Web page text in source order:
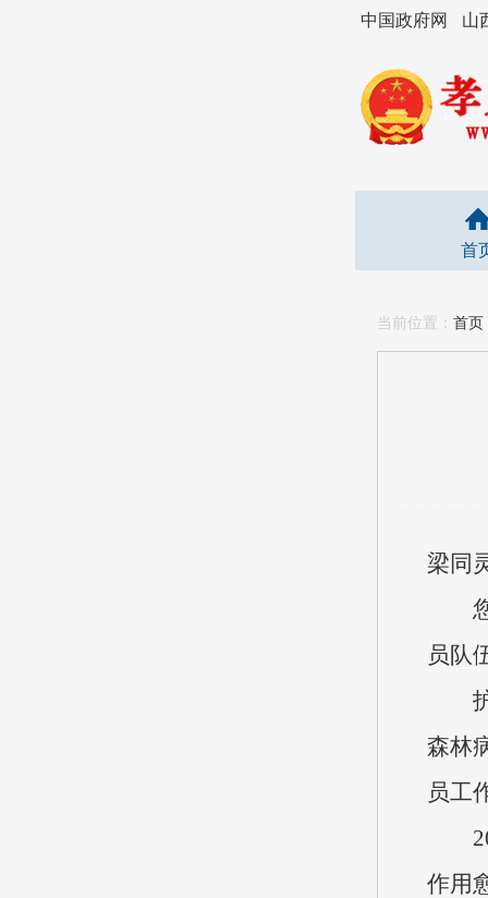
中国政府网 山
首
当前位置： 首页
梁同
员队
森林
员工
作用